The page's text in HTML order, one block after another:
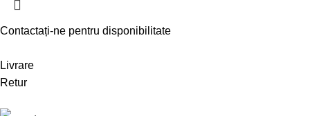
Contactați-ne pentru disponibilitate
Livrare
Retur